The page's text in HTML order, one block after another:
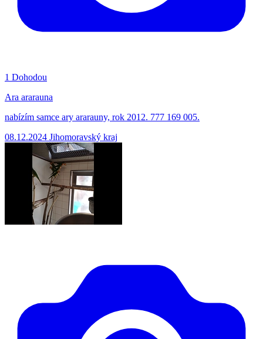
1 Dohodou
Ara ararauna
nabízím samce ary ararauny, rok 2012. 777 169 005.
08.12.2024 Jihomoravský kraj